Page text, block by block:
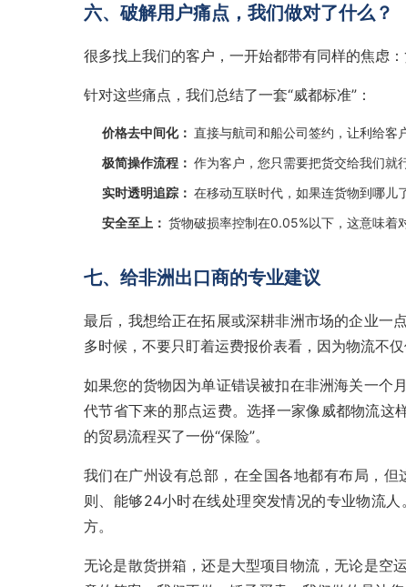
六、破解用户痛点，我们做对了什么？
很多找上我们的客户，一开始都带有同样的焦虑
针对这些痛点，我们总结了一套“威都标准”：
价格去中间化： 直接与航司和船公司签约，让利给客
极简操作流程： 作为客户，您只需要把货交给我们就
实时透明追踪： 在移动互联时代，如果连货物到哪儿
安全至上： 货物破损率控制在0.05%以下，这意味着
七、给非洲出口商的专业建议
最后，我想给正在拓展或深耕非洲市场的企业一
多时候，不要只盯着运费报价表看，因为物流不仅
如果您的货物因为单证错误被扣在非洲海关一个
代节省下来的那点运费。选择一家像威都物流这
的贸易流程买了一份“保险”。
我们在广州设有总部，在全国各地都有布局，
则、能够24小时在线处理突发情况的专业物流
方。
无论是散货拼箱，还是大型项目物流，无论是空